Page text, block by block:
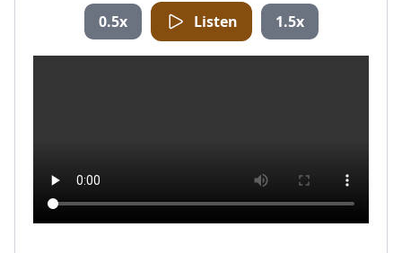
0.5x Listen 1.5x